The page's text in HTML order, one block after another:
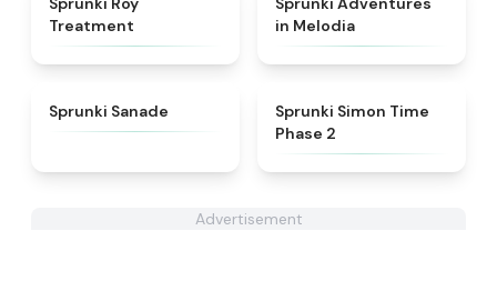
Treatment
in Melodia
Sprunki Sanade
Sprunki Simon Time
Phase 2
Advertisement